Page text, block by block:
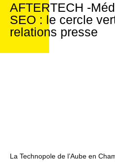
AFTERTECH -
SEO : le cercle
relations presse
La Technopole de l’Aube en